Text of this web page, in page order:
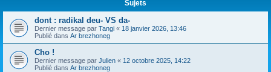
Sujets
dont : radikal deu- VS da-
Dernier message par Tangi « 18 janvier 2026, 13:46
Publié dans Ar brezhoneg
Cho !
Dernier message par Julien « 12 octobre 2025, 14:22
Publié dans Ar brezhoneg